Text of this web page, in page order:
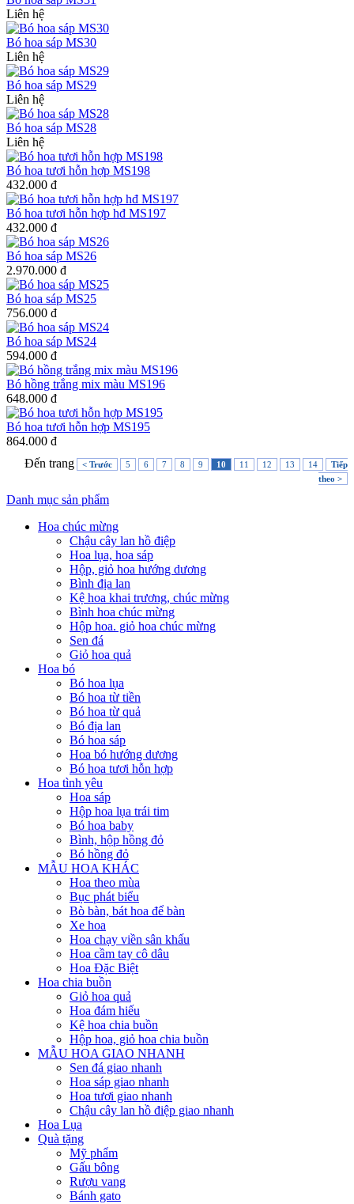
Liên hệ
Bó hoa sáp MS30
Liên hệ
Bó hoa sáp MS29
Liên hệ
Bó hoa sáp MS28
Liên hệ
Bó hoa tươi hỗn hợp MS198
432.000 đ
Bó hoa tươi hỗn hợp hđ MS197
432.000 đ
Bó hoa sáp MS26
2.970.000 đ
Bó hoa sáp MS25
756.000 đ
Bó hoa sáp MS24
594.000 đ
Bó hồng trắng mix màu MS196
648.000 đ
Bó hoa tươi hỗn hợp MS195
864.000 đ
Đến trang
< Trước 5 6 7 8 9 10 11 12 13 14
Tiếp
theo >
Danh mục sản phẩm
Hoa chúc mừng
Chậu cây lan hồ điệp
Hoa lụa, hoa sáp
Hộp, giỏ hoa hướng dương
Bình địa lan
Kệ hoa khai trương, chúc mừng
Bình hoa chúc mừng
Hộp hoa. giỏ hoa chúc mừng
Sen đá
Giỏ hoa quả
Hoa bó
Bó hoa lụa
Bó hoa từ tiền
Bó hoa từ quả
Bó địa lan
Bó hoa sáp
Hoa bó hướng dương
Bó hoa tươi hỗn hợp
Hoa tình yêu
Hoa sáp
Hộp hoa lụa trái tim
Bó hoa baby
Bình, hộp hồng đỏ
Bó hồng đỏ
MẪU HOA KHÁC
Hoa theo mùa
Bục phát biểu
Bò bàn, bát hoa để bàn
Xe hoa
Hoa chạy viền sân khấu
Hoa cầm tay cô dâu
Hoa Đặc Biệt
Hoa chia buồn
Giỏ hoa quả
Hoa đám hiếu
Kệ hoa chia buồn
Hộp hoa, giỏ hoa chia buồn
MẪU HOA GIAO NHANH
Sen đá giao nhanh
Hoa sáp giao nhanh
Hoa tươi giao nhanh
Chậu cây lan hồ điệp giao nhanh
Hoa Lụa
Quà tặng
Mỹ phẩm
Gấu bông
Rượu vang
Bánh gato